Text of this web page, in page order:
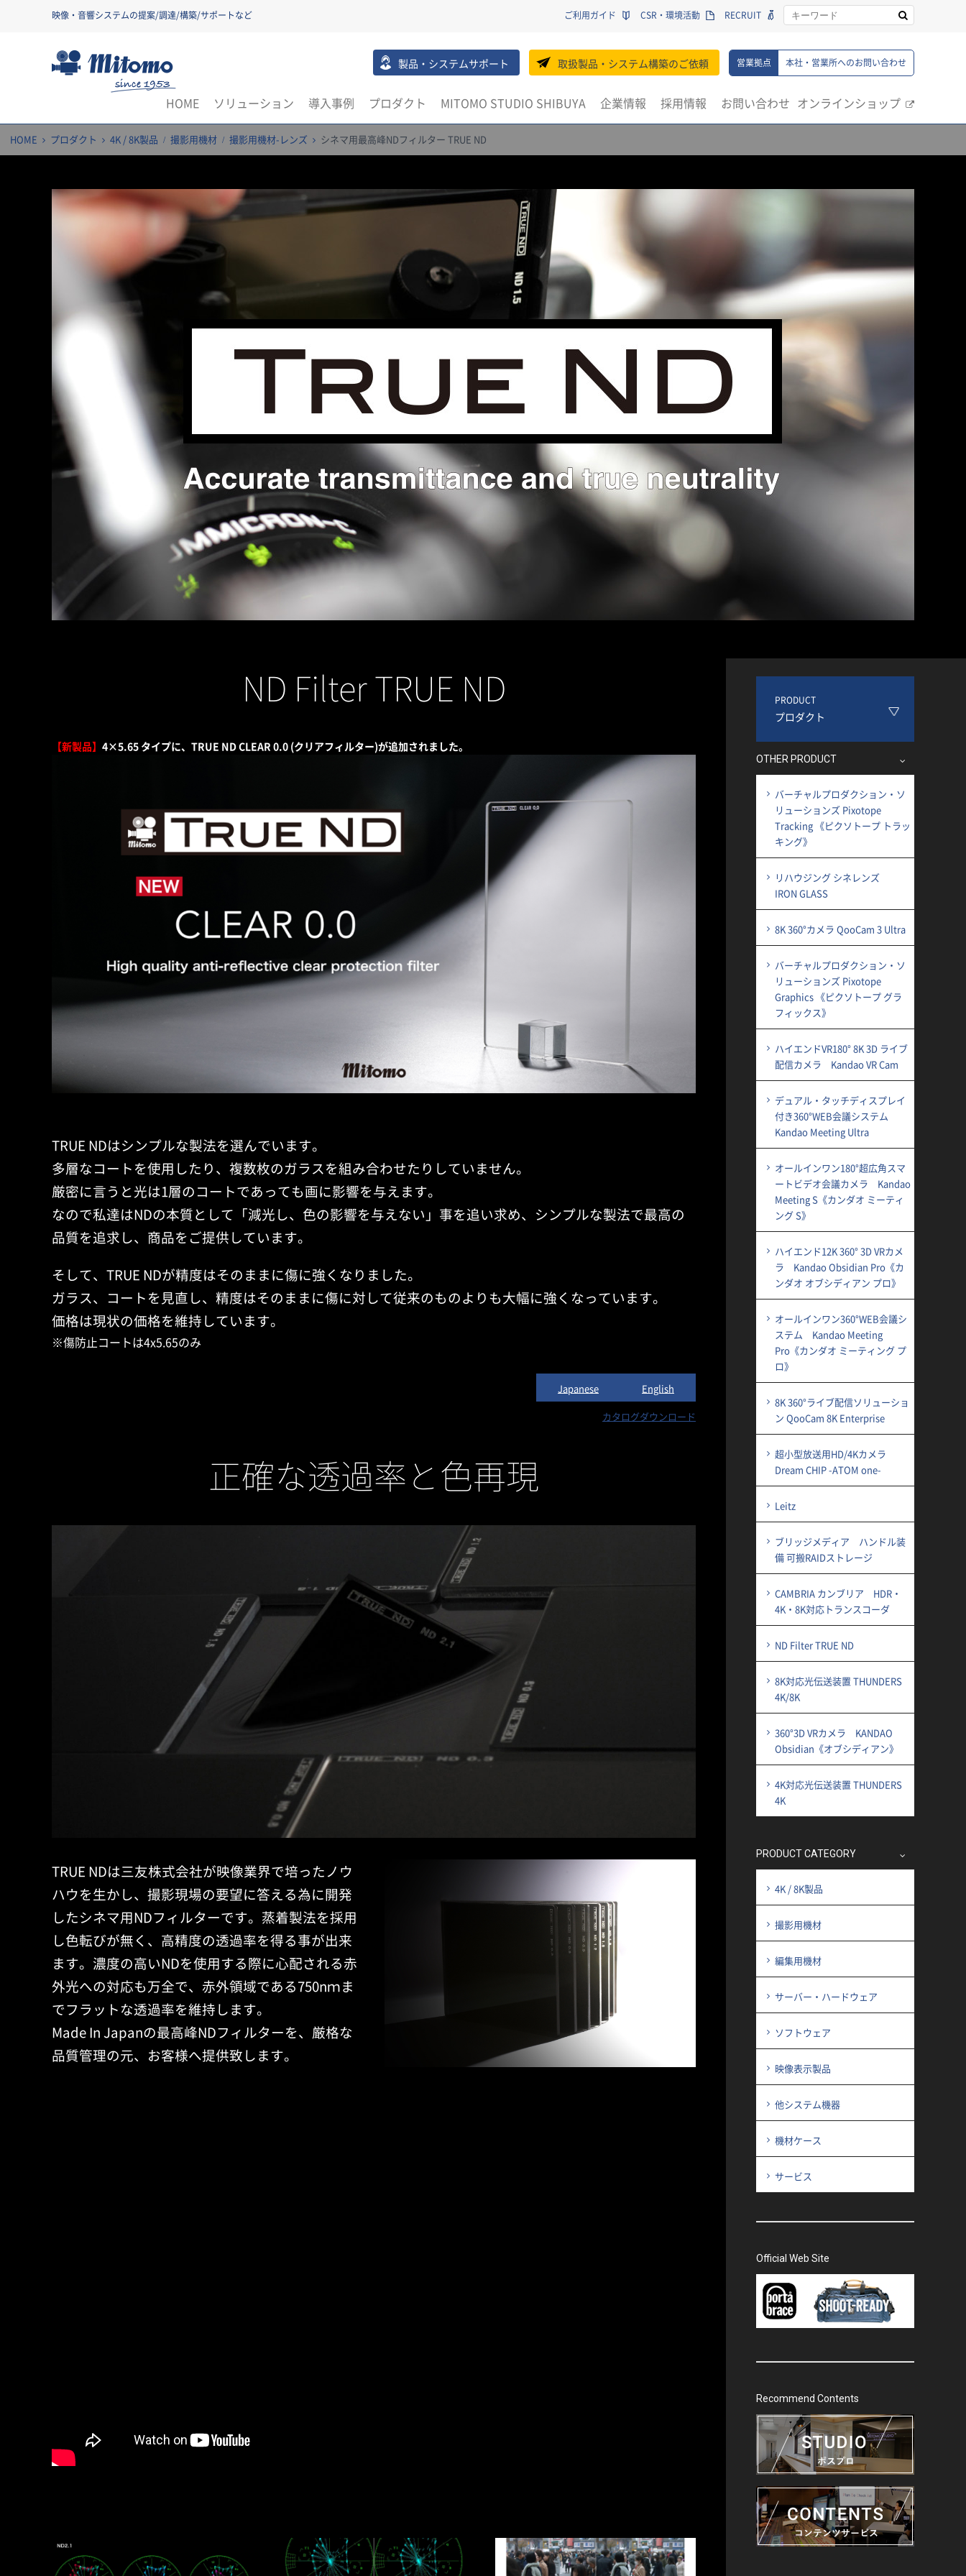
映像・音響システムの提案/調達/構築/サポートなど ご利用ガイド CSR・環境活動 RECRUIT
製品・システムサポート 取扱製品・システム構築のご依頼 営業拠点 本社・営業所へのお問い合わせ
HOME ソリューション 導入事例 プロダクト MITOMO STUDIO SHIBUYA 企業情報 採用情報 お問い合わせ オンラインショップ
HOME プロダクト 4K / 8K製品 撮影用機材 撮影用機材-レンズ シネマ用最高峰NDフィルター TRUE ND
ND Filter TRUE ND
【新製品】 4×5.65 タイプに、TRUE ND CLEAR 0.0 (クリアフィルター)が追加されました。
TRUE NDはシンプルな製法を選んでいます。
多層なコートを使用したり、複数枚のガラスを組み合わせたりしていません。
厳密に言うと光は1層のコートであっても画に影響を与えます。
なので私達はNDの本質として「減光し、色の影響を与えない」事を追い求め、シンプルな製法で最高の
品質を追求し、商品をご提供しています。
そして、TRUE NDが精度はそのままに傷に強くなりました。
ガラス、コートを見直し、精度はそのままに傷に対して従来のものよりも大幅に強くなっています。
価格は現状の価格を維持しています。
※傷防止コートは4x5.65のみ
Japanese English
カタログダウンロード
正確な透過率と色再現
TRUE NDは三友株式会社が映像業界で培ったノウ
ハウを生かし、撮影現場の要望に答える為に開発
したシネマ用NDフィルターです。蒸着製法を採用
し色転びが無く、高精度の透過率を得る事が出来
ます。濃度の高いNDを使用する際に心配される赤
外光への対応も万全で、赤外領域である750nｍま
でフラットな透過率を維持します。
Made In Japanの最高峰NDフィルターを、厳格な
品質管理の元、お客様へ提供致します。
PRODUCT
プロダクト
OTHER PRODUCT
バーチャルプロダクション・ソ
リューションズ Pixotope
Tracking 《ピクソトープ トラッ
キング》
リハウジング シネレンズ
IRON GLASS
8K 360°カメラ QooCam 3 Ultra
バーチャルプロダクション・ソ
リューションズ Pixotope
Graphics 《ピクソトープ グラ
フィックス》
ハイエンドVR180° 8K 3D ライブ
配信カメラ Kandao VR Cam
デュアル・タッチディスプレイ
付き360°WEB会議システム
Kandao Meeting Ultra
オールインワン180°超広角スマ
ートビデオ会議カメラ Kandao
Meeting S《カンダオ ミーティ
ング S》
ハイエンド12K 360° 3D VRカメ
ラ Kandao Obsidian Pro《カ
ンダオ オブシディアン プロ》
オールインワン360°WEB会議シ
ステム Kandao Meeting
Pro《カンダオ ミーティング プ
ロ》
8K 360°ライブ配信ソリューショ
ン QooCam 8K Enterprise
超小型放送用HD/4Kカメラ
Dream CHIP -ATOM one-
Leitz
ブリッジメディア ハンドル装
備 可搬RAIDストレージ
CAMBRIA カンブリア HDR・
4K・8K対応トランスコーダ
ND Filter TRUE ND
8K対応光伝送装置 THUNDERS
4K/8K
360°3D VRカメラ KANDAO
Obsidian《オブシディアン》
4K対応光伝送装置 THUNDERS
4K
PRODUCT CATEGORY
4K / 8K製品
撮影用機材
編集用機材
サーバー・ハードウェア
ソフトウェア
映像表示製品
他システム機器
機材ケース
サービス
Official Web Site
Recommend Contents